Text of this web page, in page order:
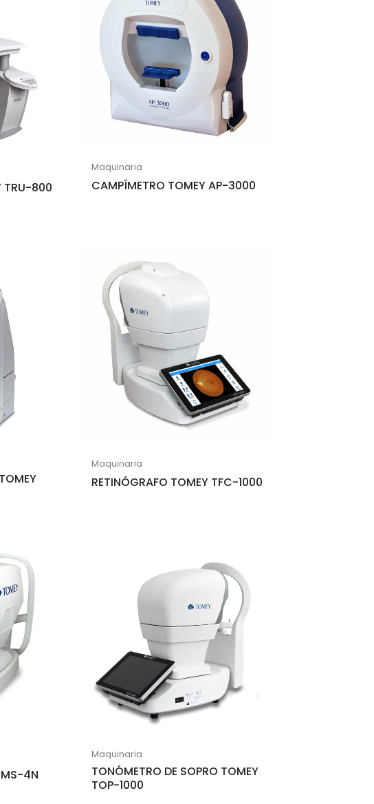
TRU-800
Maquinaria
CAMPÍMETRO TOMEY AP-3000
Maquinaria
RETINÓGRAFO TOMEY TFC-1000
4N
Maquinaria
TONÓMETRO DE SOPRO TOMEY
TOP-1000